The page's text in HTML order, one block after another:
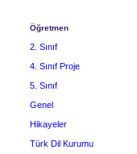
Öğretmen
2. Sınıf
4. Sınıf Proje
5. Sınıf
Genel
Hikayeler
Türk Dil Kurumu